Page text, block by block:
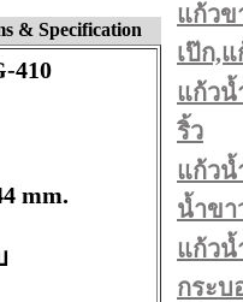
& Specification
410
mm.
แก้วข
เป๊ก,
แก้วน้
ริ้ว
แก้วน้
น้ำขา
แก้วน้
กระบ